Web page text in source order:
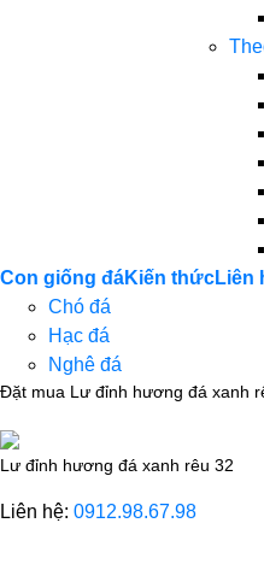
Con giống đá
Chó đá
Hạc đá
Nghê đá
Kiến thứcLiên
Đặt mua Lư đỉnh hương đá xanh
Lư đỉnh hương đá xanh rêu 32
Liên hệ: 0912.98.67.98